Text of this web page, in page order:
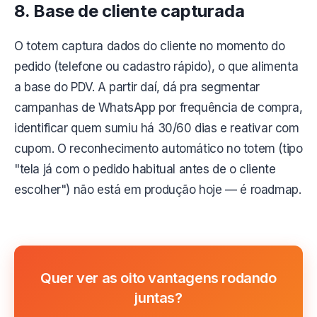
8. Base de cliente capturada
O totem captura dados do cliente no momento do
pedido (telefone ou cadastro rápido), o que alimenta
a base do PDV. A partir daí, dá pra segmentar
campanhas de WhatsApp por frequência de compra,
identificar quem sumiu há 30/60 dias e reativar com
cupom. O reconhecimento automático no totem (tipo
"tela já com o pedido habitual antes de o cliente
escolher") não está em produção hoje — é roadmap.
Quer ver as oito vantagens rodando
juntas?